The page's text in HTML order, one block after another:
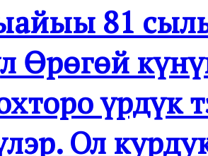
81
Өрөгөй
үрдүк
Ол